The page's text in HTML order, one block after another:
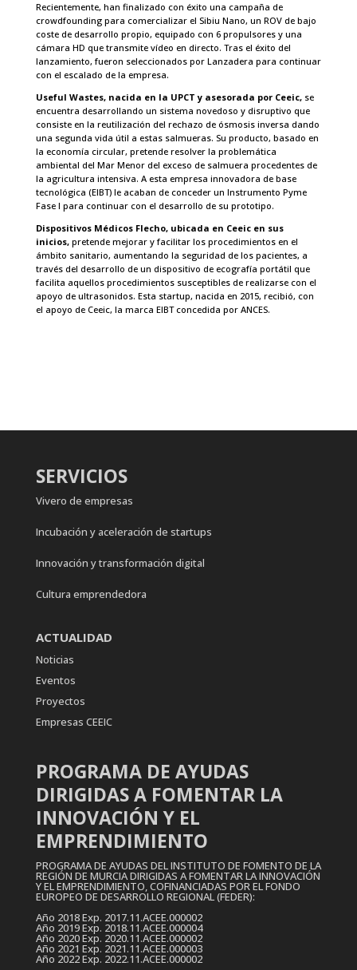
Recientemente, han finalizado con éxito una campaña de
crowdfounding para comercializar el Sibiu Nano, un ROV de bajo
coste de desarrollo propio, equipado con 6 propulsores y una
cámara HD que transmite vídeo en directo. Tras el éxito del
lanzamiento, fueron seleccionados por Lanzadera para continuar
con el escalado de la empresa.
Useful Wastes, nacida en la UPCT y asesorada por Ceeic, se
encuentra desarrollando un sistema novedoso y disruptivo que
consiste en la reutilización del rechazo de ósmosis inversa dando
una segunda vida útil a estas salmueras. Su producto, basado en
la economía circular, pretende resolver la problemática
ambiental del Mar Menor del exceso de salmuera procedentes de
la agricultura intensiva. A esta empresa innovadora de base
tecnológica (EIBT) le acaban de conceder un Instrumento Pyme
Fase I para continuar con el desarrollo de su prototipo.
Dispositivos Médicos Flecho, ubicada en Ceeic en sus
inicios, pretende mejorar y facilitar los procedimientos en el
ámbito sanitario, aumentando la seguridad de los pacientes, a
través del desarrollo de un dispositivo de ecografía portátil que
facilita aquellos procedimientos susceptibles de realizarse con el
apoyo de ultrasonidos. Esta startup, nacida en 2015, recibió, con
el apoyo de Ceeic, la marca EIBT concedida por ANCES.
SERVICIOS
Vivero de empresas
Incubación y aceleración de startups
Innovación y transformación digital
Cultura emprendedora
ACTUALIDAD
Noticias
Eventos
Proyectos
Empresas CEEIC
PROGRAMA DE AYUDAS
DIRIGIDAS A FOMENTAR LA
INNOVACIÓN Y EL
EMPRENDIMIENTO
PROGRAMA DE AYUDAS DEL INSTITUTO DE FOMENTO DE LA
REGIÓN DE MURCIA DIRIGIDAS A FOMENTAR LA INNOVACIÓN
Y EL EMPRENDIMIENTO, COFINANCIADAS POR EL FONDO
EUROPEO DE DESARROLLO REGIONAL (FEDER):
Año 2018 Exp. 2017.11.ACEE.000002
Año 2019 Exp. 2018.11.ACEE.000004
Año 2020 Exp. 2020.11.ACEE.000002
Año 2021 Exp. 2021.11.ACEE.000003
Año 2022 Exp. 2022.11.ACEE.000002